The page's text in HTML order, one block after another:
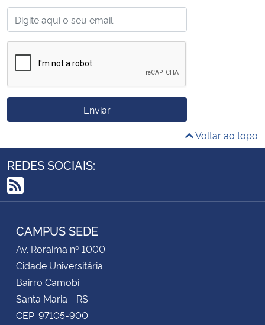
Enviar
Voltar ao topo
REDES SOCIAIS:
RSS
CAMPUS SEDE
Av. Roraima nº 1000
Cidade Universitária
Bairro Camobi
Santa Maria - RS
CEP: 97105-900